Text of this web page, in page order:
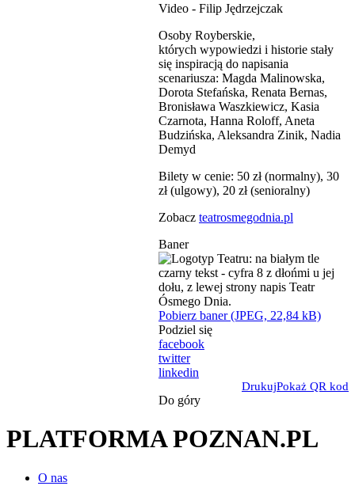
Video - Filip Jędrzejczak
Osoby Royberskie,
których wypowiedzi i historie stały
się inspiracją do napisania
scenariusza: Magda Malinowska,
Dorota Stefańska, Renata Bernas,
Bronisława Waszkiewicz, Kasia
Czarnota, Hanna Roloff, Aneta
Budzińska, Aleksandra Zinik, Nadia
Demyd
Bilety w cenie: 50 zł (normalny), 30
zł (ulgowy), 20 zł (senioralny)
Zobacz teatrosmegodnia.pl
Baner
Pobierz baner (JPEG, 22,84 kB)
Podziel się
facebook
twitter
linkedin
DrukujPokaż QR kod
Do góry
PLATFORMA POZNAN.PL
O nas